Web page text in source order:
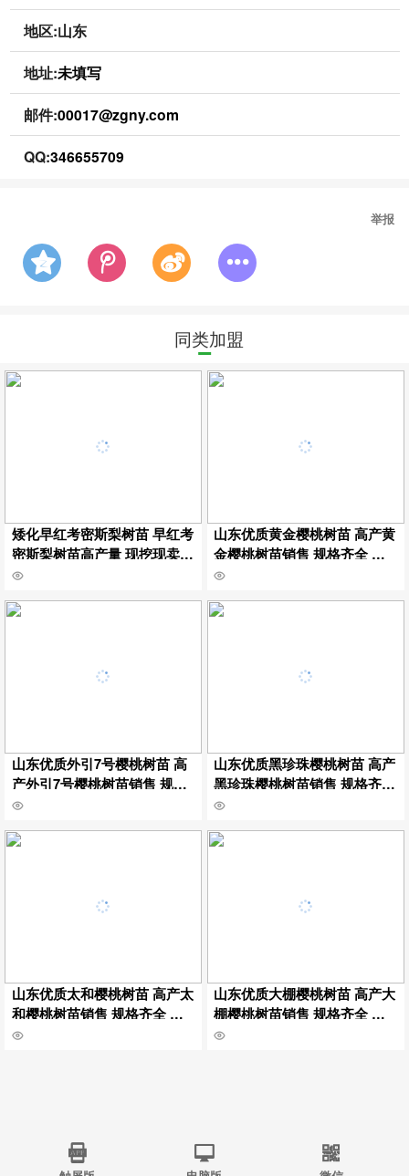
地区:山东
地址:未填写
邮件:00017@zgny.com
QQ:346655709
举报
同类加盟
矮化早红考密斯梨树苗 早红考
密斯梨树苗高产量 现挖现卖早
红考密斯梨树苗保湿邮寄
山东优质黄金樱桃树苗 高产黄
金樱桃树苗销售 规格齐全 嫁
接黄金樱桃树苗挂牌保湿邮寄
山东优质外引7号樱桃树苗 高
产外引7号樱桃树苗销售 规格
齐全 嫁接外引7号樱桃树苗挂
山东优质黑珍珠樱桃树苗 高产
黑珍珠樱桃树苗销售 规格齐全
嫁接黑珍珠樱桃树苗挂牌保湿
山东优质太和樱桃树苗 高产太
和樱桃树苗销售 规格齐全 嫁
接太和樱桃树苗挂牌保湿邮寄
山东优质大棚樱桃树苗 高产大
棚樱桃树苗销售 规格齐全 嫁
接大棚樱桃树苗挂牌保湿邮寄